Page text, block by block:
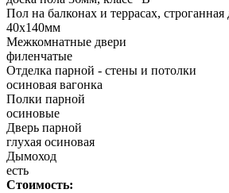
Пол на балконах и террасах, строганная
40х140мм
Межкомнатные двери
филенчатые
Отделка парной - стены и потолки
осиновая вагонка
Полки парной
осиновые
Дверь парной
глухая осиновая
Дымоход
есть
Стоимость: